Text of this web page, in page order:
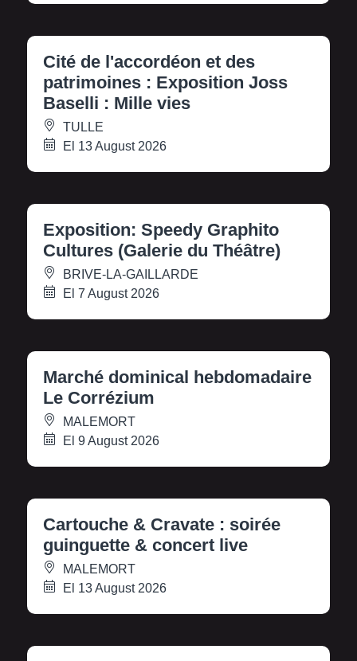
Cité de l'accordéon et des
patrimoines : Exposition Joss
Baselli : Mille vies
TULLE
El 13 August 2026
Exposition: Speedy Graphito
Cultures (Galerie du Théâtre)
BRIVE-LA-GAILLARDE
El 7 August 2026
Marché dominical hebdomadaire
Le Corrézium
MALEMORT
El 9 August 2026
Cartouche & Cravate : soirée
guinguette & concert live
MALEMORT
El 13 August 2026